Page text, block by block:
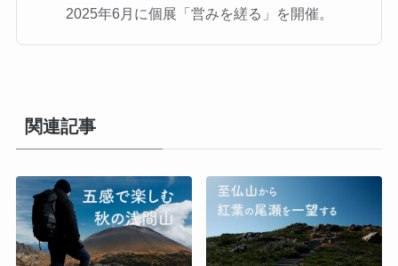
2025年6月に個展「営みを縒る」を開催。
関連記事